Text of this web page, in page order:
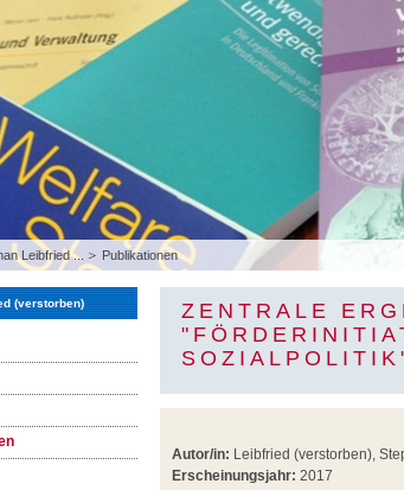
Leibfried ... Publikationen
(verstorben)
ZENTRALE
Autor/in: Leibfried (verstorben),
Erscheinungsjahr: 2017